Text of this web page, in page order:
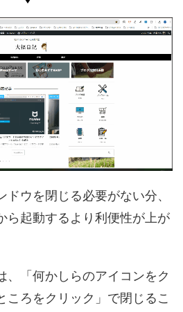
ウを閉じる必要がない分、
ら起動するより利便性が上が
、「何かしらのアイコンをク
ころをクリック」で閉じるこ